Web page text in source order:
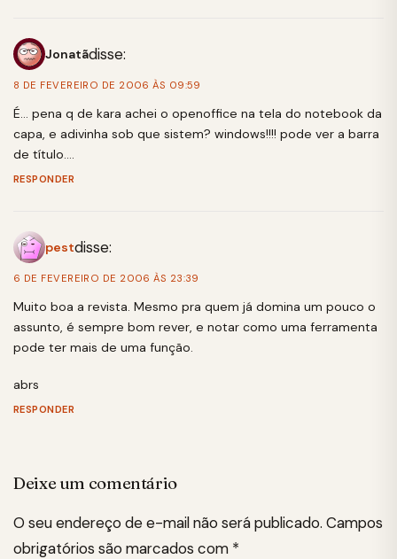
Jonatãdisse:
8 DE FEVEREIRO DE 2006 ÀS 09:59
É… pena q de kara achei o openoffice na tela do notebook da
capa, e adivinha sob que sistem? windows!!!! pode ver a barra
de título….
RESPONDER
pestdisse:
6 DE FEVEREIRO DE 2006 ÀS 23:39
Muito boa a revista. Mesmo pra quem já domina um pouco o
assunto, é sempre bom rever, e notar como uma ferramenta
pode ter mais de uma função.
abrs
RESPONDER
Deixe um comentário
O seu endereço de e-mail não será publicado. Campos
obrigatórios são marcados com *